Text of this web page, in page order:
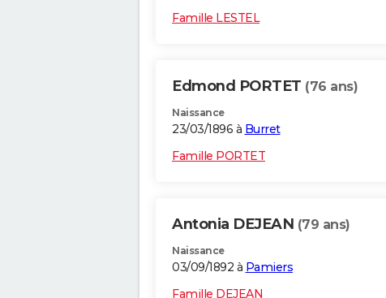
Famille LESTEL
Edmond PORTET (76 ans)
Naissance
23/03/1896 à Burret
Famille PORTET
Antonia DEJEAN (79 ans)
Naissance
03/09/1892 à Pamiers
Famille DEJEAN